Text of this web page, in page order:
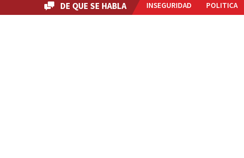
DE QUE SE HABLA INSEGURIDAD POLITICA